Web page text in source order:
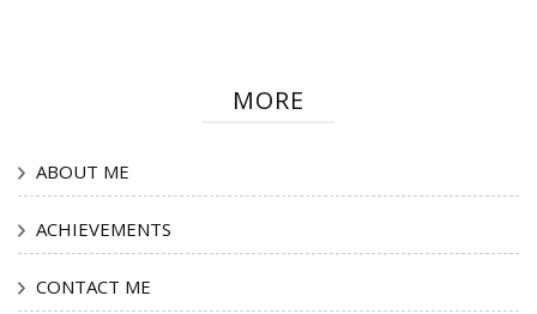
MORE
ABOUT ME
ACHIEVEMENTS
CONTACT ME